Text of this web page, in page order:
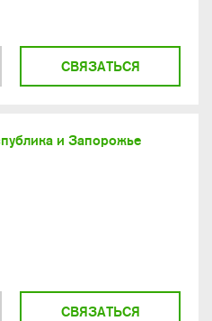
СВЯЗАТЬСЯ
и Запорожье
СВЯЗАТЬСЯ